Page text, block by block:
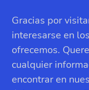
Gracias por
interesarse en
ofrecemos.
cualquier
encontrar en